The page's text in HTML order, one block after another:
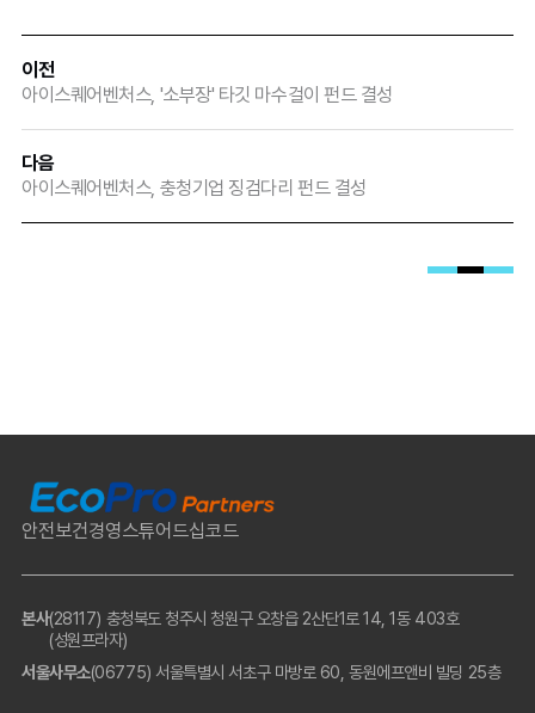
도전장을 낸 7개 투자사 가운데 대전·충남 지역뉴딜
분야에 지원한 다담인베스트먼트·
대전창조경제혁신센터 컨소시엄은 고배를 마셨다.
충청 지역뉴딜 벤처펀드는 모태펀드와 공기업,
지방자치단체가 900억원을 모아 조성한 모펀드다.
모태펀드에서 400억원을 출자했다.
데 방점을 찍었다. 한국벤처투자는 분야별 GP를
1곳씩 선정한다.
대전·충남 지역뉴딜 영역의 경쟁에 단연 관심이
쏠린다. 보광창업투자와 인탑스인베스트먼트·
인라이트벤처스(Co-GP)의 양자 대결로 압축됐기
때문이다. 두 운용사 모두 지방 기업 발굴에 잔뼈가
이전
아이스퀘어벤처스, '소부장' 타깃 마수걸이 펀드 결성
다음
아이스퀘어벤처스, 충청기업 징검다리 펀드 결성
안전보건경영스튜어드십코드
본사(28117) 충청북도 청주시 청원구 오창읍 2산단1로 14, 1동 403호
(성원프라자)
서울사무소(06775) 서울특별시 서초구 마방로 60, 동원에프앤비 빌딩 25층